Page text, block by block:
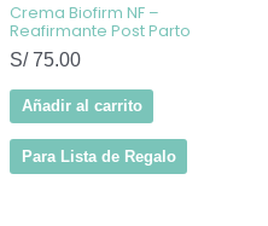
Crema Biofirm NF –
Reafirmante Post Parto
S/75.00
Añadir al carrito
Para Lista de Regalo